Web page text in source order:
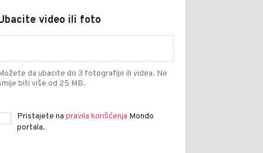
video ili foto
da ubacite do 3 fotografije ili videa. Ne
biti više od 25 MB.
Pristajete na pravila korišćenja Mondo
portala.